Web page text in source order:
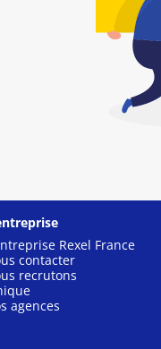
Rexel France
contacter
recrutons
agences